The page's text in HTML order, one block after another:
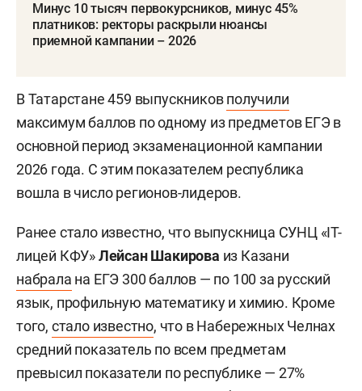
Минус 10 тысяч первокурсников, минус 45%
платников: ректоры раскрыли нюансы
приемной кампании – 2026
В Татарстане 459 выпускниковполучили
максимум баллов по одному из предметов ЕГЭ в
основной период экзаменационной кампании
2026 года. С этим показателем республика
вошла в число регионов-лидеров.
Ранее стало известно, что выпускница СУНЦ «IT-
лицей КФУ»Лейсан Шакирова из Казани
набрала на ЕГЭ 300 баллов — по 100 за русский
язык, профильную математику и химию. Кроме
того, стало известно, что в Набережных Челнах
средний показатель по всем предметам
превысил показатели по республике — 27%